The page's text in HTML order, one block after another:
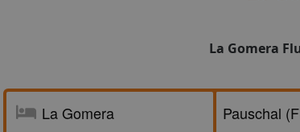
La Gomera